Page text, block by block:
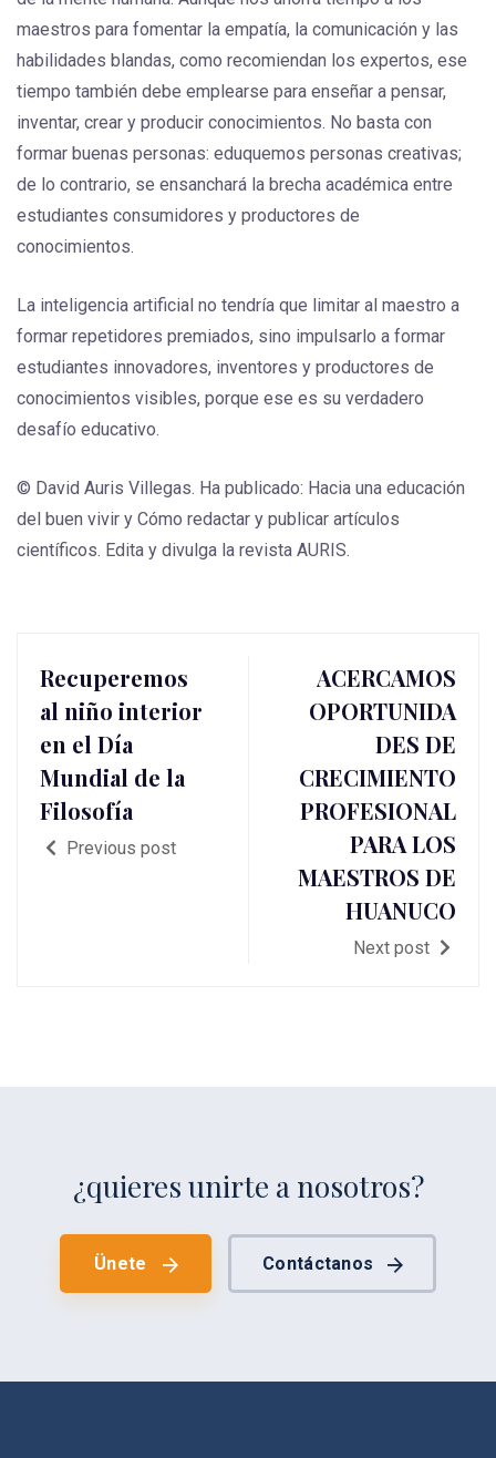
maestros para fomentar la empatía, la comunicación y las
habilidades blandas, como recomiendan los expertos, ese
tiempo también debe emplearse para enseñar a pensar,
inventar, crear y producir conocimientos. No basta con
formar buenas personas: eduquemos personas creativas;
de lo contrario, se ensanchará la brecha académica entre
estudiantes consumidores y productores de
conocimientos.
La inteligencia artificial no tendría que limitar al maestro a
formar repetidores premiados, sino impulsarlo a formar
estudiantes innovadores, inventores y productores de
conocimientos visibles, porque ese es su verdadero
desafío educativo.
© David Auris Villegas. Ha publicado: Hacia una educación
del buen vivir y Cómo redactar y publicar artículos
científicos. Edita y divulga la revista AURIS.
Recuperemos
al niño interior
en el Día
Mundial de la
Filosofía
Previous post
ACERCAMOS
OPORTUNIDA
DES DE
CRECIMIENTO
PROFESIONAL
PARA LOS
MAESTROS DE
HUANUCO
Next post
¿quieres unirte a nosotros?
Ünete Contáctanos